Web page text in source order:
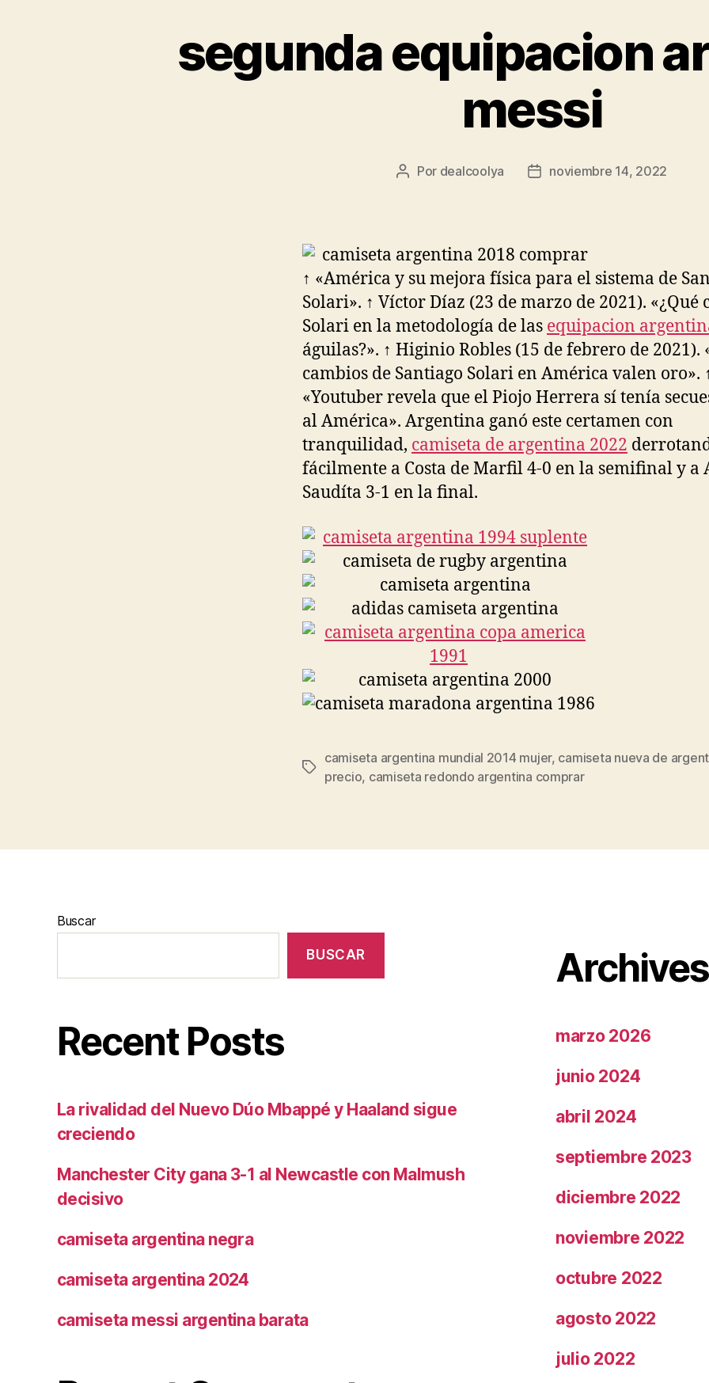
segunda equipacion
messi
Autor
Por dealcoolya
Fechanoviembre 14, 2022
↑ «América y su mejora física para el sistema de
Solari». ↑ Víctor Díaz (23 de marzo de 2021). «¿Qué
Solari en la metodología de las equipacion
águilas?». ↑ Higinio Robles (15 de febrero de 2021).
cambios de Santiago Solari en América valen oro».
«Youtuber revela que el Piojo Herrera sí tenía
al América». Argentina ganó este certamen con
tranquilidad, camiseta de argentina 2022
fácilmente a Costa de Marfil 4-0 en la semifinal y a
Saudíta 3-1 en la final.
Etiquetas
camiseta argentina mundial 2014 mujer, camiseta nueva de
precio, camiseta redondo argentina comprar
Buscar
BUSCAR
Recent Posts
La rivalidad del Nuevo Dúo Mbappé y Haaland sigue
creciendo
Manchester City gana 3-1 al Newcastle con Malmush
decisivo
camiseta argentina negra
camiseta argentina 2024
camiseta messi argentina barata
Archives
marzo 2026
junio 2024
abril 2024
septiembre 2023
diciembre 2022
noviembre 2022
octubre 2022
agosto 2022
julio 2022